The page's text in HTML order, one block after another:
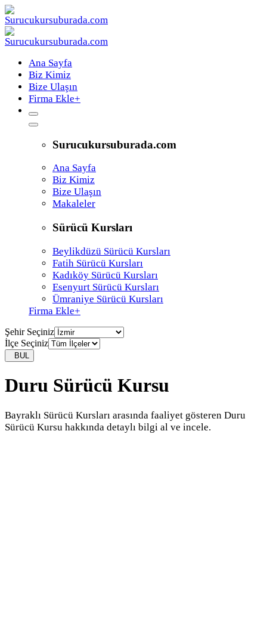
Ana Sayfa
Biz Kimiz
Bize Ulaşın
Firma Ekle+
Surucukursuburada.com
Ana Sayfa
Biz Kimiz
Bize Ulaşın
Makaleler
Sürücü Kursları
Beylikdüzü Sürücü Kursları
Fatih Sürücü Kursları
Kadıköy Sürücü Kursları
Esenyurt Sürücü Kursları
Ümraniye Sürücü Kursları
Firma Ekle+
Şehir Seçiniz
İlçe Seçiniz
BUL
Duru Sürücü Kursu
Bayraklı Sürücü Kursları arasında faaliyet gösteren Duru
Sürücü Kursu hakkında detaylı bilgi al ve incele.